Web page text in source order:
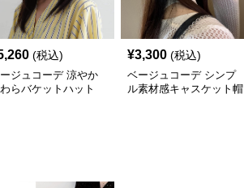
(税込)
ジュコーデ 涼やか
らバケットハット
¥3,300 (税込)
ベージュコーデ シンプ
ル素材感キャスケット帽